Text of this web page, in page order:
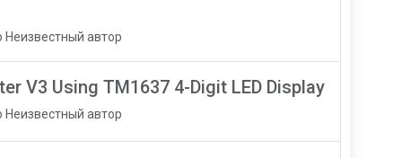
Неизвестный автор
V3 Using TM1637 4-Digit LED Display
Неизвестный автор